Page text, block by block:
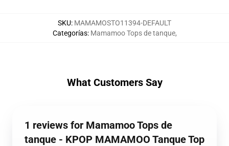
SKU: MAMAMOSTO11394-DEFAULT
Categorías: Mamamoo Tops de tanque,
What Customers Say
1 reviews for Mamamoo Tops de
tanque - KPOP MAMAMOO Tanque Top